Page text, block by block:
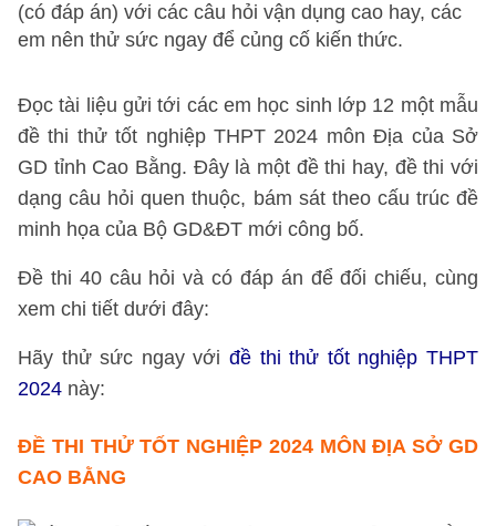
(có đáp án) với các câu hỏi vận dụng cao hay, các
em nên thử sức ngay để củng cố kiến thức.
Đọc tài liệu gửi tới các em học sinh lớp 12 một mẫu
đề thi thử tốt nghiệp THPT 2024 môn Địa của Sở
GD tỉnh Cao Bằng. Đây là một đề thi hay, đề thi với
dạng câu hỏi quen thuộc, bám sát theo cấu trúc đề
minh họa của Bộ GD&ĐT mới công bố.
Đề thi 40 câu hỏi và có đáp án để đối chiếu, cùng
xem chi tiết dưới đây:
Hãy thử sức ngay với đề thi thử tốt nghiệp THPT
2024 này:
ĐỀ THI THỬ TỐT NGHIỆP 2024 MÔN ĐỊA SỞ GD
CAO BẰNG